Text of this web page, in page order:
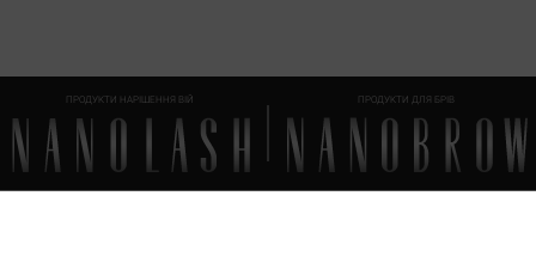
ПРОДУКТИ НАРІШЕННЯ ВІЙ ПРОДУКТИ ДЛЯ БРІВ